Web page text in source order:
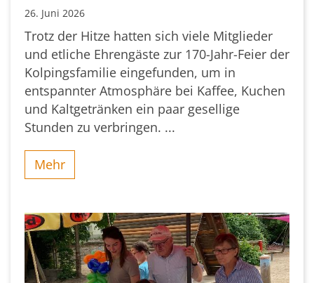
26. Juni 2026
Trotz der Hitze hatten sich viele Mitglieder
und etliche Ehrengäste zur 170-Jahr-Feier der
Kolpingsfamilie eingefunden, um in
entspannter Atmosphäre bei Kaffee, Kuchen
und Kaltgetränken ein paar gesellige
Stunden zu verbringen. ...
Mehr